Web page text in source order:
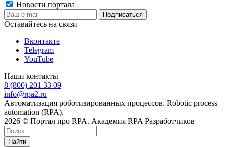
Новости портала
Оставайтесь на связи
Вконтакте
Telegram
YouTube
Наши контакты
8 (800) 201 33 09
info@rpa2.ru
Автоматизация роботизированных процессов. Robotic process
automation (RPA).
2026 © Портал про RPA. Академия RPA Разработчиков
Найти